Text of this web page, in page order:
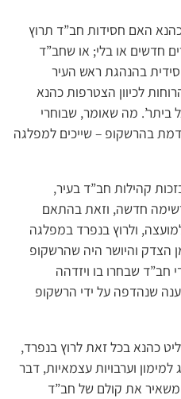
האם חסידות חב”ד תרוץ
חדשים או בלי; או שחב”ד
בהנהגת ראש העיר
לכיוון הצטרפות כהנא
ביתר’. מה שאומר, שבוחרי
בהרשקופ – שייכים למפלגה
קהילות חב”ד בעיר,
חדשה, וזאת בהתאם
ולרוץ בנפרד במפלגה
הצדק והיושר היה שהרשקופ
חב”ד שבחרו בו ויזדהה
שנהדפה על ידי הרשקופ
כהנא בכל זאת לרוץ בנפרד,
וערבויות עצמאיות, דבר
את קולם של חב”ד